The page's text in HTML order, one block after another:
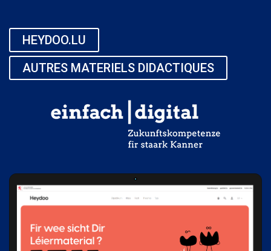
HEYDOO.LU
AUTRES MATERIELS DIDACTIQUES